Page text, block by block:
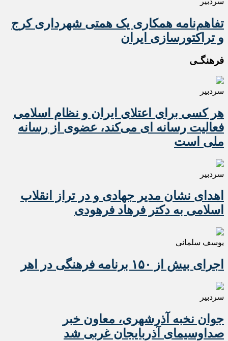
تفاهم‌نامه همکاری یک همتی شهرداری کرج
و تراکتورسازی ایران
فرهنگـی
سردبیر
هر کسی برای اعتلای ایران و نظام اسلامی
فعالیت رسانه ای می‌کند، عضوی از رسانه
ملی است
سردبیر
اهدای نشان مدیر جهادی و در تراز انقلاب
اسلامی به دکتر فرهاد فرهودی
یوسف سلمانی
اجرای بیش از ۱۵۰ برنامه فرهنگی در اهر
سردبیر
جوان نخبه آذرشهری، معاون خبر
صداوسیمای آذربایجان غربی شد